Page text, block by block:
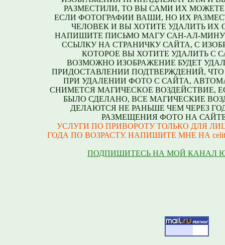
РАЗМЕСТИЛИ, ТО ВЫ САМИ ИХ МОЖЕТЕ
ЕСЛИ ФОТОГРАФИИ ВАШИ, НО ИХ
ЧЕЛОВЕК И ВЫ ХОТИТЕ УДАЛИТЬ ИХ
НАПИШИТЕ ПИСЬМО МАГУ САН-АЛ-
ССЫЛКУ НА СТРАНИЧКУ САЙТА, С
КОТОРОЕ ВЫ ХОТИТЕ УДАЛИТЬ С
ВОЗМОЖНО ИЗОБРАЖЕНИЕ БУДЕТ
ПРИДОСТАВЛЕНИИ ПОДТВЕРЖДЕНИЙ,
ПРИ УДАЛЕНИИ ФОТО С САЙТА,
СНИМЕТСЯ МАГИЧЕСКОЕ ВОЗДЕЙСТВИЕ,
БЫЛО СДЕЛАНО, ВСЕ МАГИЧЕСКИЕ
ДЕЛАЮТСЯ НЕ РАНЬШЕ ЧЕМ ЧЕРЕЗ
РАЗМЕЩЕНИЯ ФОТО НА
УСЛУГИ ПО ПРИВОРОТУ ТОЛЬКО ДЛЯ
ГОДА ПО ВОЗРАСТУ. НАПИШИТЕ МНЕ НА
ПОДПИШИТЕСЬ НА МОЙ КАНАЛ